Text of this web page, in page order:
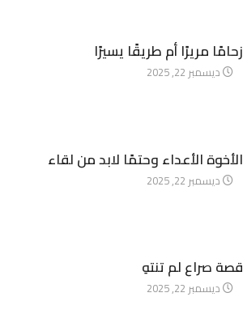
زحامًا مريرًا أم طريقًا يسيرًا
ديسمبر 22, 2025
الأخوة الأعداء وحتمًا لابد من لقاء
ديسمبر 22, 2025
قصة صراع لم تنتهِ
ديسمبر 22, 2025